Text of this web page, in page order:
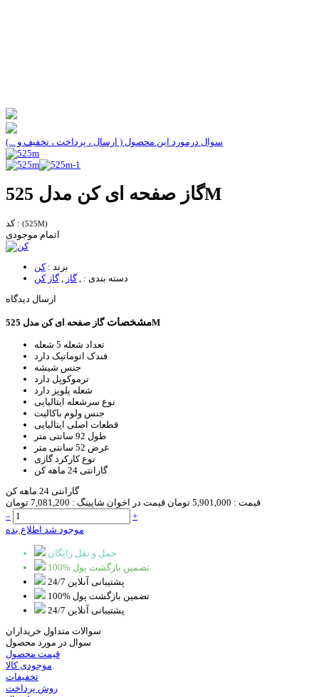
سوال درمورد این محصول ( ارسال ، پرداخت ، تخفیف و ...)
گاز صفحه ای کن مدل 525M
کد : (525M)
اتمام موجودی
برند :کن
دسته بندی : ,گاز ,گاز کن
ارسال دیدگاه
مشخصاتگاز صفحه ای کن مدل 525M
تعداد شعله 5 شعله
فندک اتوماتیک دارد
جنس شیشه
ترموکوپل دارد
شعله پلوپز دارد
نوع سرشعله ایتالیایی
جنس ولوم باکالیت
قطعات اصلی ایتالیایی
طول 92 سانتی متر
عرض 52 سانتی متر
نوع کارکردگازی
گارانتی 24 ماهه کن
گارانتی 24 ماهه کن
قیمت : 5,901,000 تومان قیمت در اخوان شاپینگ : 7,081,200 تومان
–
+
موجود شد اطلاع بده
حمل و نقل رایگان
100% تضمین بازگشت پول
پشتیبانی آنلاین 24/7
100% تضمین بازگشت پول
پشتیبانی آنلاین 24/7
سوالات متداول خریداران
سوال در مورد محصول
قیمت محصول
موجودی کالا
تخفیفات
روش پرداخت